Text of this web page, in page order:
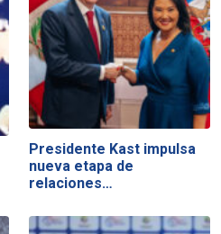
Presidente Kast impulsa
nueva etapa de
relaciones…